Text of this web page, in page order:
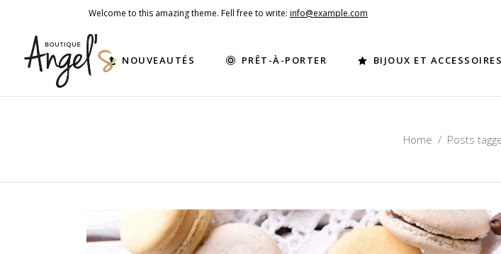
Welcome to this amazing theme. Fell free to write: info@example.com
NOUVEAUTÉS PRÊT-À-PORTER BIJOUX ET ACCESSOIRES
Home / Posts